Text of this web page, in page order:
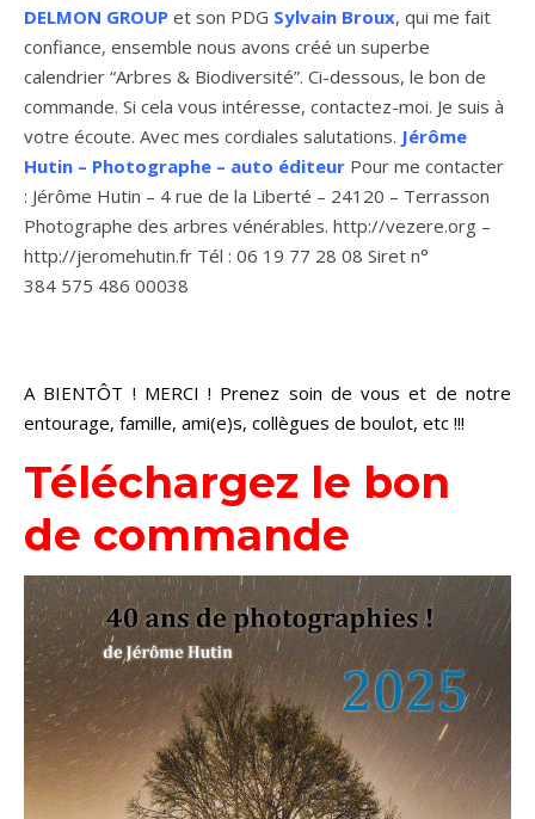
DELMON GROUP et son PDG Sylvain Broux, qui me fait
confiance, ensemble nous avons créé un superbe
calendrier “Arbres & Biodiversité”. Ci-dessous, le bon de
commande. Si cela vous intéresse, contactez-moi. Je suis à
votre écoute. Avec mes cordiales salutations. Jérôme
Hutin – Photographe – auto éditeur Pour me contacter
: Jérôme Hutin – 4 rue de la Liberté – 24120 – Terrasson
Photographe des arbres vénérables. http://vezere.org –
http://jeromehutin.fr Tél : 06 19 77 28 08 Siret n°
384 575 486 00038
A BIENTÔT ! MERCI ! Prenez soin de vous et de notre
entourage, famille, ami(e)s, collègues de boulot, etc !!!
Téléchargez le bon
de commande